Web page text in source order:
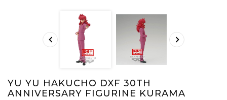
 
YU YU HAKUCHO DXF 30TH
ANNIVERSARY FIGURINE KURAMA